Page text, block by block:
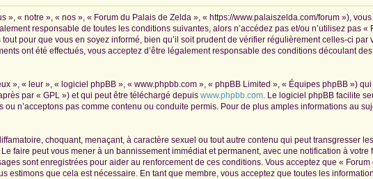
« notre », « nos », « Forum du Palais de Zelda », « https://www.palaiszelda.com/forum »),
responsable de toutes les conditions suivantes, alors n’accédez pas et/ou n’utilisez pas «
pour que vous en soyez informé, bien qu’il soit prudent de vérifier régulièrement celles-ci par
ont été effectués, vous acceptez d’être légalement responsable des conditions découlant
», « leur », « logiciel phpBB », « www.phpbb.com », « phpBB Limited », « Équipes phpBB »)
par « GPL ») et qui peut être téléchargé depuis www.phpbb.com. Le logiciel phpBB facilite
n’acceptons pas comme contenu ou conduite permis. Pour de plus amples informations au
choquant, menaçant, à caractère sexuel ou tout autre contenu qui peut transgresser
faire peut vous mener à un bannissement immédiat et permanent, avec une notification à votre
sont enregistrées pour aider au renforcement de ces conditions. Vous acceptez que «
estimons que cela est nécessaire. En tant que membre, vous acceptez que toutes les